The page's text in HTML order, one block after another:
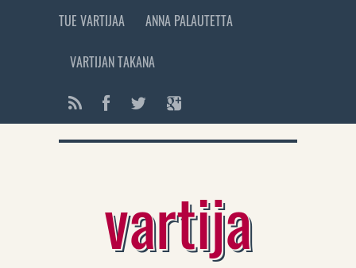
TUE VARTIJAA ANNA PALAUTETTA
VARTIJAN TAKANA
vartija